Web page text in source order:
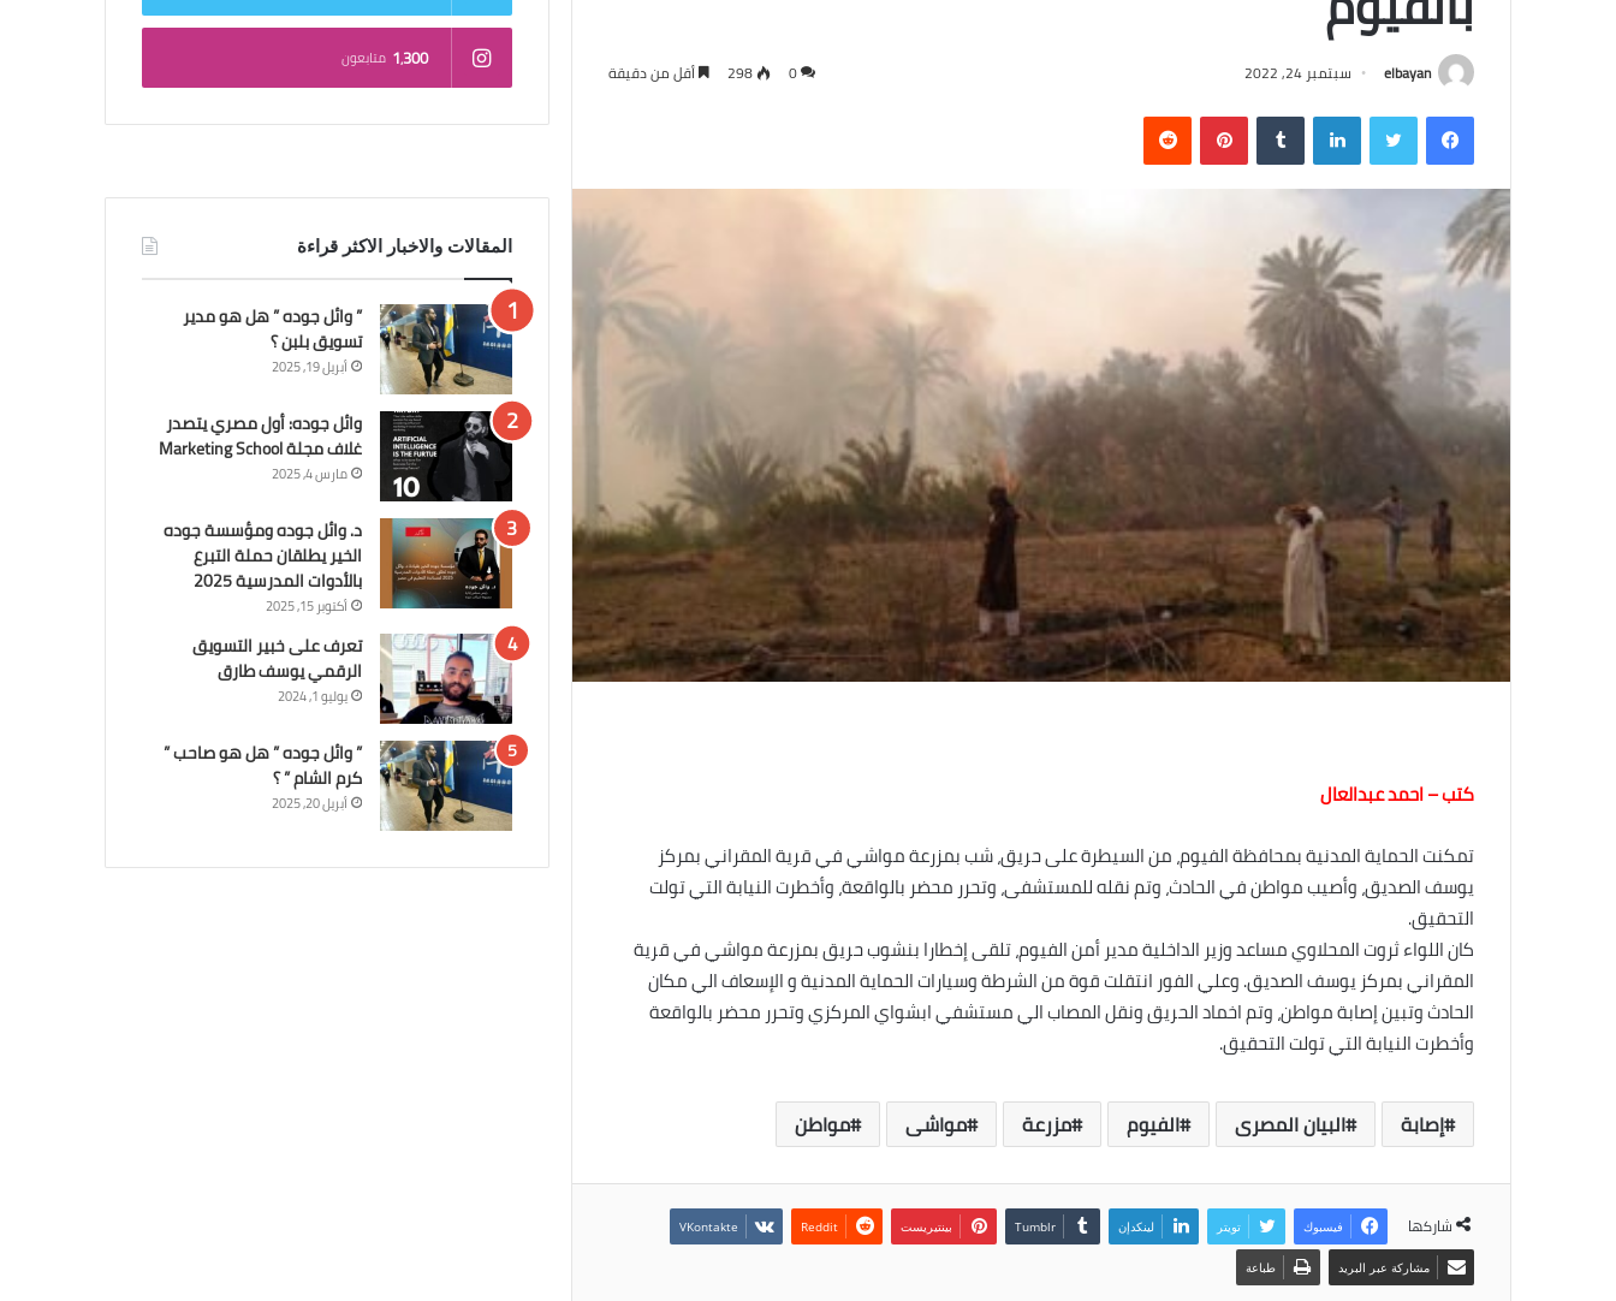
elbayan سبتمبر 24, 2022 0
298 أقل من دقيقة
فيسبوك لينكدإن بينتيريست
كتب – احمد عبدالعال
تمكنت الحماية المدنية بمحافظة الفيوم، من السيطرة على حريق، شب بمزرعة مواشي في قرية المقراني بمركز
يوسف الصديق، وأصيب مواطن في الحادث، وتم نقله للمستشفى، وتحرر محضر بالواقعة، وأخطرت النيابة التي تولت
التحقيق.
كان اللواء ثروت المحلاوي مساعد وزير الداخلية مدير أمن الفيوم، تلقى إخطارا بنشوب حريق بمزرعة مواشي في قرية
المقراني بمركز يوسف الصديق. وعلي الفور انتقلت قوة من الشرطة وسيارات الحماية المدنية و الإسعاف الي مكان
الحادث وتبين إصابة مواطن، وتم اخماد الحريق ونقل المصاب الي مستشفي ابشواي المركزي وتحرر محضر بالواقعة
وأخطرت النيابة التي تولت التحقيق.
إصابة البيان المصرى الفيوم مزرعة مواشى مواطن
شاركها فيسبوك تويتر لينكدإن بينتيريست
مشاركة عبر البريد طباعة
1٬300 متابعون
المقالات والاخبار الاكثر قراءة
” وائل جوده ” هل هو مدير
تسويق بلبن ؟
أبريل 19, 2025
وائل جوده: أول مصري يتصدر
غلاف مجلة Marketing School
مارس 4, 2025
د. وائل جوده ومؤسسة جوده
الخير يطلقان حملة التبرع
بالأدوات المدرسية 2025
أكتوبر 15, 2025
تعرف على خبير التسويق
الرقمي يوسف طارق
يوليو 1, 2024
” وائل جوده ” هل هو صاحب ”
كرم الشام ” ؟
أبريل 20, 2025